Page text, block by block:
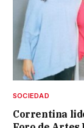
SOCIEDAD
Correntina